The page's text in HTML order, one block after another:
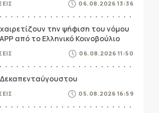
06.08.2026 13:36
την ψήφιση του νόμου
από το Ελληνικό Κοινοβούλιο
06.08.2026 11:50
05.08.2026 16:59